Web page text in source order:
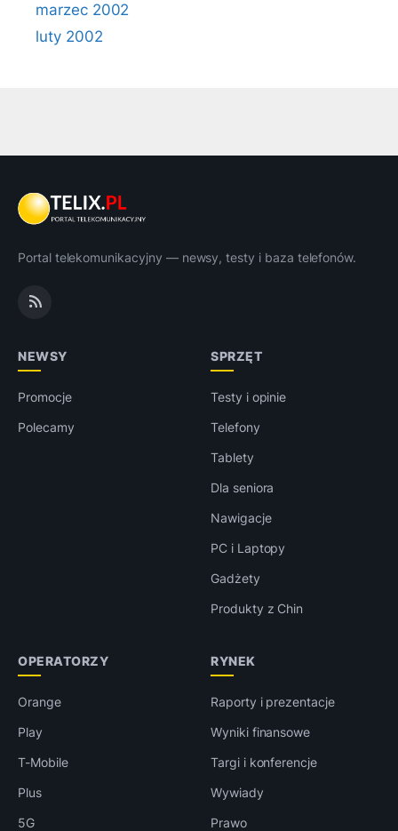
marzec 2002
luty 2002
Portal telekomunikacyjny — newsy, testy i baza telefonów.
NEWSY
Promocje
Polecamy
SPRZĘT
Testy i opinie
Telefony
Tablety
Dla seniora
Nawigacje
PC i Laptopy
Gadżety
Produkty z Chin
OPERATORZY
Orange
Play
T-Mobile
Plus
5G
RYNEK
Raporty i prezentacje
Wyniki finansowe
Targi i konferencje
Wywiady
Prawo